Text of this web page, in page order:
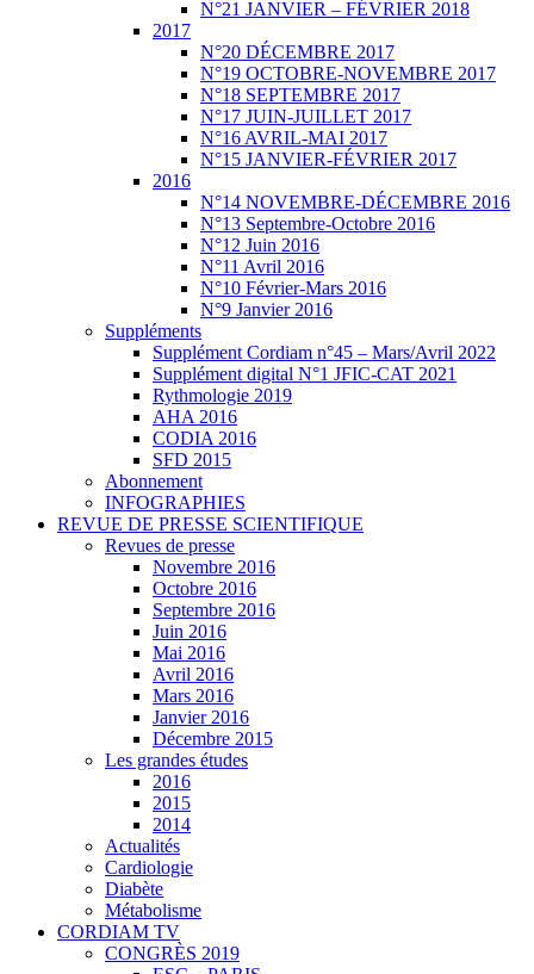
N°21 JANVIER – FÉVRIER 2018
2017
N°20 DÉCEMBRE 2017
N°19 OCTOBRE-NOVEMBRE 2017
N°18 SEPTEMBRE 2017
N°17 JUIN-JUILLET 2017
N°16 AVRIL-MAI 2017
N°15 JANVIER-FÉVRIER 2017
2016
N°14 NOVEMBRE-DÉCEMBRE 2016
N°13 Septembre-Octobre 2016
N°12 Juin 2016
N°11 Avril 2016
N°10 Février-Mars 2016
N°9 Janvier 2016
Suppléments
Supplément Cordiam n°45 – Mars/Avril 2022
Supplément digital N°1 JFIC-CAT 2021
Rythmologie 2019
AHA 2016
CODIA 2016
SFD 2015
Abonnement
INFOGRAPHIES
REVUE DE PRESSE SCIENTIFIQUE
Revues de presse
Novembre 2016
Octobre 2016
Septembre 2016
Juin 2016
Mai 2016
Avril 2016
Mars 2016
Janvier 2016
Décembre 2015
Les grandes études
2016
2015
2014
Actualités
Cardiologie
Diabète
Métabolisme
CORDIAM TV
CONGRÈS 2019